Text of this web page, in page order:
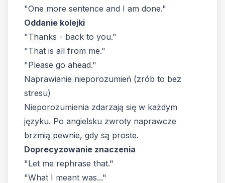
"One more sentence and I am done."
Oddanie kolejki
"Thanks - back to you."
"That is all from me."
"Please go ahead."
Naprawianie nieporozumień (zrób to bez
stresu)
Nieporozumienia zdarzają się w każdym
języku. Po angielsku zwroty naprawcze
brzmią pewnie, gdy są proste.
Doprecyzowanie znaczenia
"Let me rephrase that."
"What I meant was..."